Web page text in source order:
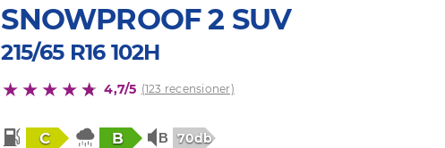
SNOWPROOF 2 SUV
215/65 R16 102H
4,7/5 (123 recensioner)
C B 70db